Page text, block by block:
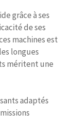
grâce à ses
de ses
machines est
longues
méritent une
adaptés